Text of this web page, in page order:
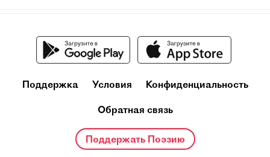
Поддержка Условия Конфиденциальность
Обратная связь
Поддержать Поэзию